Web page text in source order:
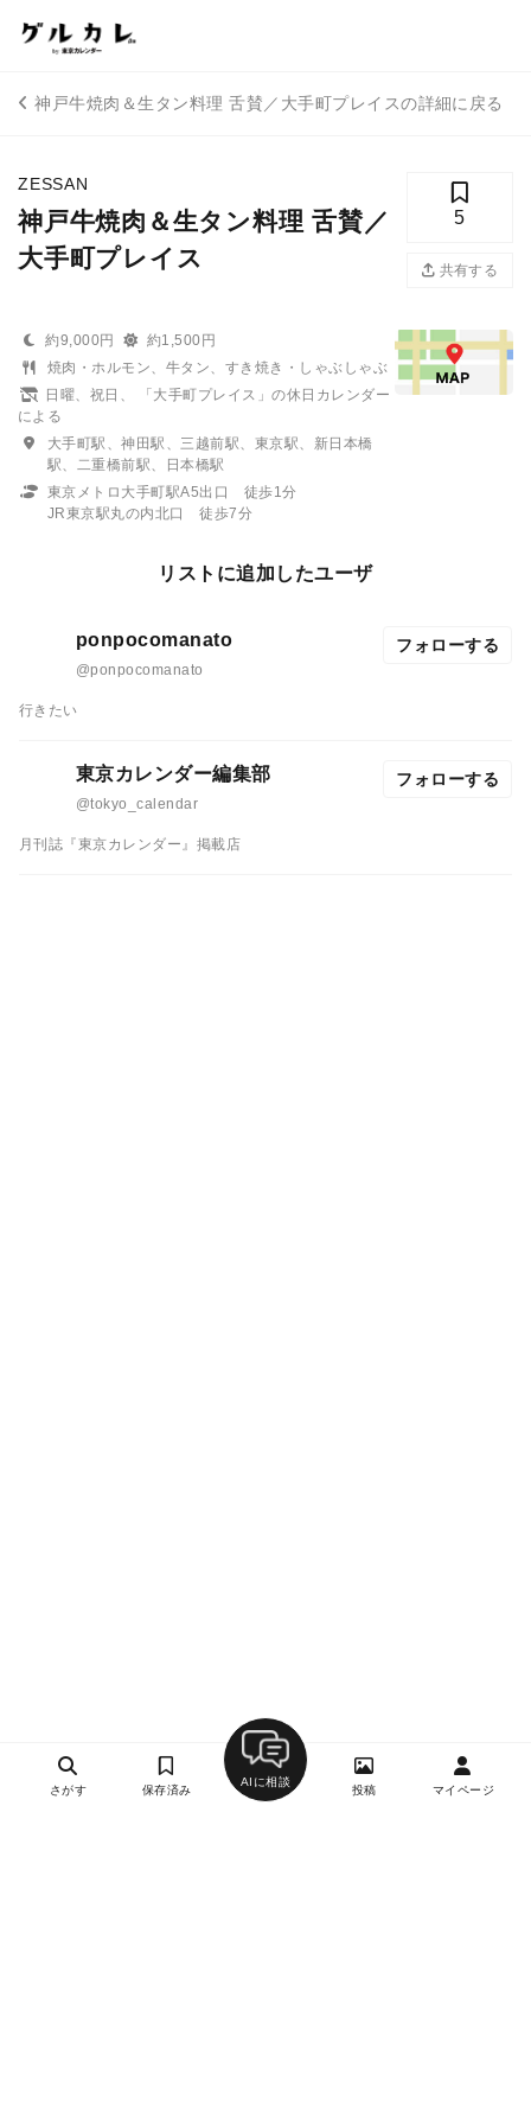
神戸牛焼肉＆生タン料理 舌賛／大手町プレイスの詳細に戻る
ZESSAN
神戸牛焼肉＆生タン料理 舌賛／
大手町プレイス
5
共有する
約9,000円
約1,500円
焼肉・ホルモン、牛タン、すき焼き・しゃぶしゃぶ
日曜、祝日、 「大手町プレイス」の休日カレンダー
による
大手町駅、神田駅、三越前駅、東京駅、新日本橋
駅、二重橋前駅、日本橋駅
東京メトロ大手町駅A5出口 徒歩1分
JR東京駅丸の内北口 徒歩7分
リストに追加したユーザ
ponpocomanato
@ponpocomanato
フォローする
行きたい
東京カレンダー編集部
@tokyo_calendar
フォローする
月刊誌『東京カレンダー』掲載店
さがす 保存済み
AIに相談
投稿 マイページ